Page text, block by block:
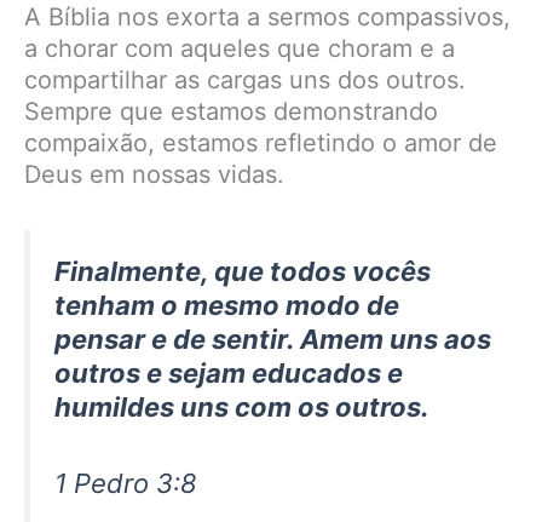
A Bíblia nos exorta a sermos compassivos,
a chorar com aqueles que choram e a
compartilhar as cargas uns dos outros.
Sempre que estamos demonstrando
compaixão, estamos refletindo o amor de
Deus em nossas vidas.
Finalmente, que todos vocês
tenham o mesmo modo de
pensar e de sentir. Amem uns aos
outros e sejam educados e
humildes uns com os outros.
1 Pedro 3:8